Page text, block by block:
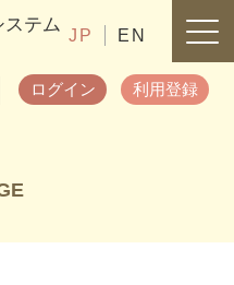
ステム
ログイン
利用登録
JP EN